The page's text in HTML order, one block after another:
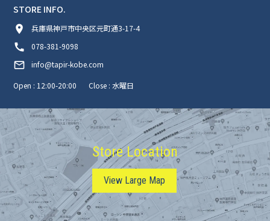
STORE INFO.
room
兵庫県神戸市中央区元町通3-17-4
call 078-381-9098
mail_outline info@tapir-kobe.com
Open : 12:00-20:00 Close : 水曜日
Store Location
View Large Map